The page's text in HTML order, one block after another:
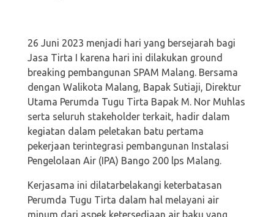
26 Juni 2023 menjadi hari yang bersejarah bagi
Jasa Tirta I karena hari ini dilakukan ground
breaking pembangunan SPAM Malang. Bersama
dengan Walikota Malang, Bapak Sutiaji, Direktur
Utama Perumda Tugu Tirta Bapak M. Nor Muhlas
serta seluruh stakeholder terkait, hadir dalam
kegiatan dalam peletakan batu pertama
pekerjaan terintegrasi pembangunan Instalasi
Pengelolaan Air (IPA) Bango 200 lps Malang.
Kerjasama ini dilatarbelakangi keterbatasan
Perumda Tugu Tirta dalam hal melayani air
minum dari aspek ketersediaan air baku yang